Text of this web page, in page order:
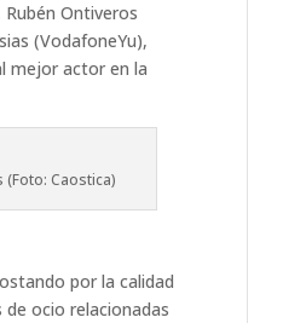
Rubén Ontiveros
(VodafoneYu),
mejor actor en la
(Foto: Caostica)
por la calidad
ocio relacionadas